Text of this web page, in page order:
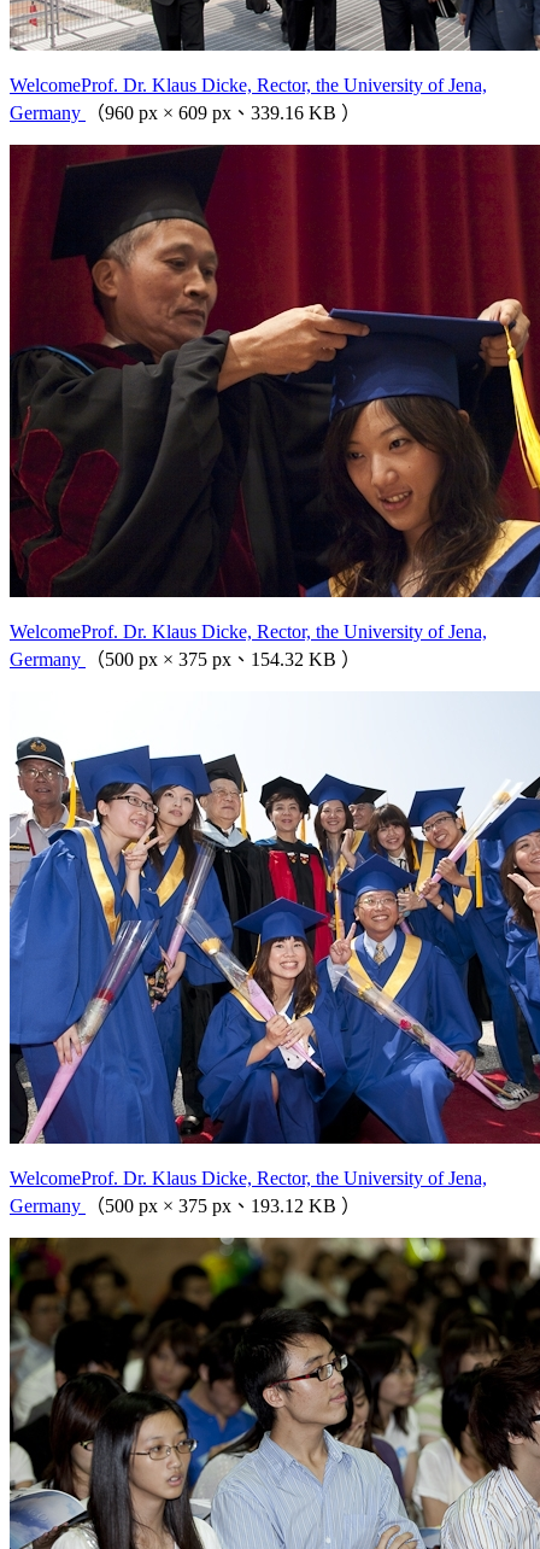
WelcomeProf. Dr. Klaus Dicke, Rector, the University of Jena,
Germany
（960 px × 609 px、339.16 KB ）
WelcomeProf. Dr. Klaus Dicke, Rector, the University of Jena,
Germany
（500 px × 375 px、154.32 KB ）
WelcomeProf. Dr. Klaus Dicke, Rector, the University of Jena,
Germany
（500 px × 375 px、193.12 KB ）